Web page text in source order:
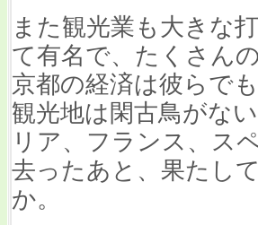
また観光業も大きな
て有名で、たくさん
京都の経済は彼らで
観光地は閑古鳥がな
リア、フランス、ス
去ったあと、果たし
か。